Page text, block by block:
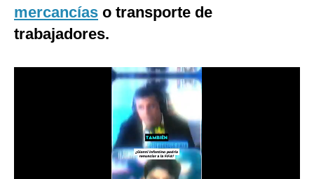
Tecnología
mercancías o transporte de
trabajadores.